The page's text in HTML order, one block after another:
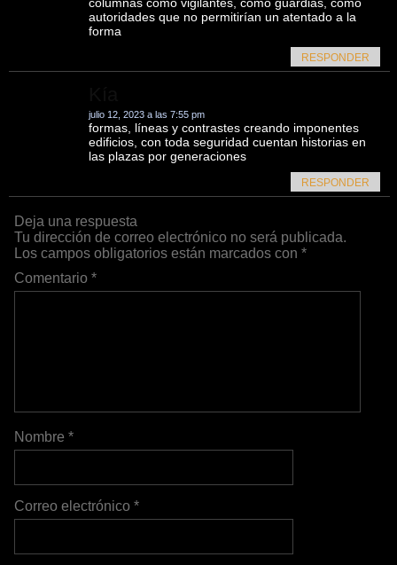
autoridades que no permitirían un atentado a la
forma
RESPONDER
julio 12, 2023 a las 7:55 pm
formas, líneas y contrastes creando imponentes
edificios, con toda seguridad cuentan historias en
las plazas por generaciones
RESPONDER
Deja una respuesta
Tu dirección de correo electrónico no será publicada.
Los campos obligatorios están marcados con *
Comentario *
Nombre *
Correo electrónico *